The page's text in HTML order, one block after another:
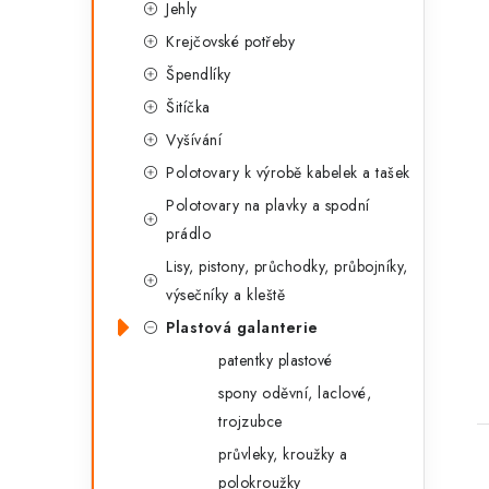
Jehly
Krejčovské potřeby
Špendlíky
Šitíčka
Vyšívání
Polotovary k výrobě kabelek a tašek
Polotovary na plavky a spodní
prádlo
Lisy, pistony, průchodky, průbojníky,
výsečníky a kleště
Plastová galanterie
patentky plastové
spony oděvní, laclové,
trojzubce
průvleky, kroužky a
polokroužky